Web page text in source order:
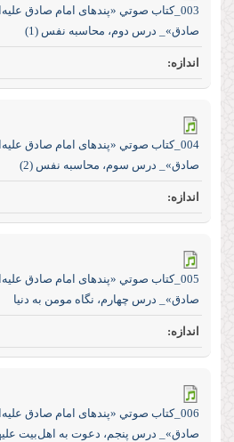
003_كتاب صوتي «پند‌های امام صادق
صادق»_ درس دوم، محاسبه نفس (1)
004_كتاب صوتي «پند‌های امام صادق
صادق»_ درس سوم، محاسبه نفس (2)
005_كتاب صوتي «پند‌های امام صادق
صادق»_ درس چهارم، نگاه مومن به دنیا
006_كتاب صوتي «پند‌های امام صادق
صادق»_ درس پنجم، دعوت به اهل‌بیت